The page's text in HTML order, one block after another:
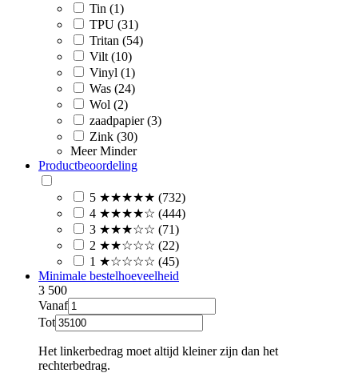
Tin (1)
TPU (31)
Tritan (54)
Vilt (10)
Vinyl (1)
Was (24)
Wol (2)
zaadpapier (3)
Zink (30)
Meer Minder
Productbeoordeling
5 ★★★★★ (732)
4 ★★★★☆ (444)
3 ★★★☆☆ (71)
2 ★★☆☆☆ (22)
1 ★☆☆☆☆ (45)
Minimale bestelhoeveelheid
3 500
Vanaf
Tot
Het linkerbedrag moet altijd kleiner zijn dan het
rechterbedrag.